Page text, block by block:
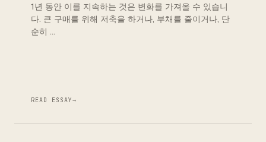
1년 동안 이를 지속하는 것은 변화를 가져올 수 있습니
다. 큰 구매를 위해 저축을 하거나, 부채를 줄이거나, 단
순히 …
READ ESSAY→